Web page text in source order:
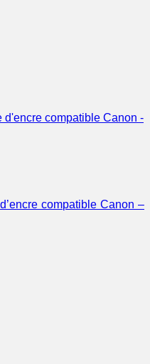
compatible Canon –